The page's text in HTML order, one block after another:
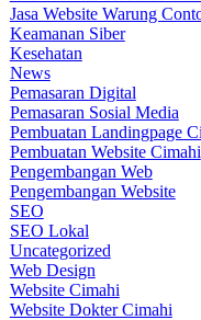
Jasa Website Warung
Keamanan Siber
Kesehatan
News
Pemasaran Digital
Pemasaran Sosial Media
Pembuatan Landingpage
Pembuatan Website Cimahi
Pengembangan Web
Pengembangan Website
SEO
SEO Lokal
Uncategorized
Web Design
Website Cimahi
Website Dokter Cimahi